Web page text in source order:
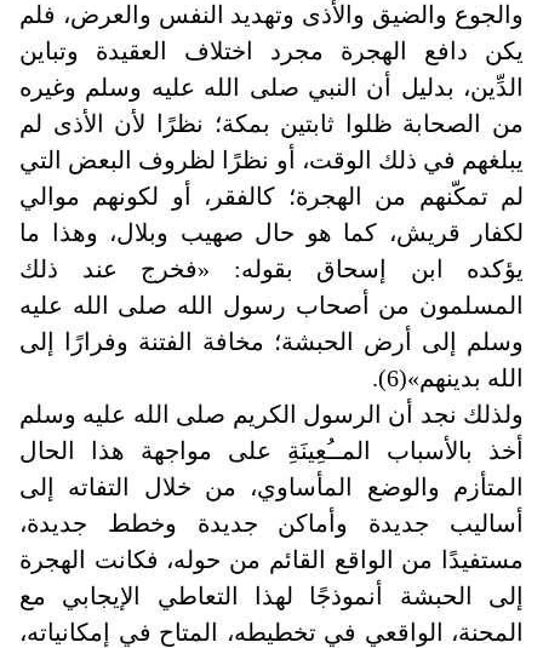
والجوع والضيق والأذى وتهديد النفس والعرض، فلم
يكن دافع الهجرة مجرد اختلاف العقيدة وتباين
الدِّين، بدليل أن النبي صلى الله عليه وسلم وغيره
من الصحابة ظلوا ثابتين بمكة؛ نظرًا لأن الأذى لم
يبلغهم في ذلك الوقت، أو نظرًا لظروف البعض التي
لم تمكّنهم من الهجرة؛ كالفقر، أو لكونهم موالي
لكفار قريش، كما هو حال صهيب وبلال، وهذا ما
يؤكده ابن إسحاق بقوله: «فخرج عند ذلك
المسلمون من أصحاب رسول الله صلى الله عليه
وسلم إلى أرض الحبشة؛ مخافة الفتنة وفرارًا إلى
الله بدينهم»(6)
.
ولذلك نجد أن الرسول الكريم صلى الله عليه وسلم
أخذ بالأسباب المــُعِينَةِ على مواجهة هذا الحال
المتأزم والوضع المأساوي، من خلال التفاته إلى
أساليب جديدة وأماكن جديدة وخطط جديدة،
مستفيدًا من الواقع القائم من حوله، فكانت الهجرة
إلى الحبشة أنموذجًا لهذا التعاطي الإيجابي مع
المحنة، الواقعي في تخطيطه، المتاح في إمكانياته،